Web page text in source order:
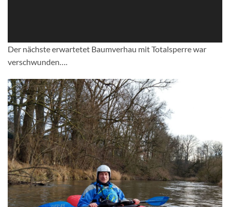
Der nächste erwartetet Baumverhau mit Totalsperre war
verschwunden….